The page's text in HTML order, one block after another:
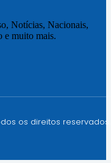
Notícias, Nacionais,
e muito mais.
os direitos reservados.